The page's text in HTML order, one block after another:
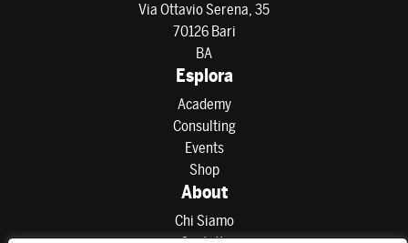
Via Ottavio Serena, 35
70126 Bari
BA
Esplora
Academy
Consulting
Events
Shop
About
Chi Siamo